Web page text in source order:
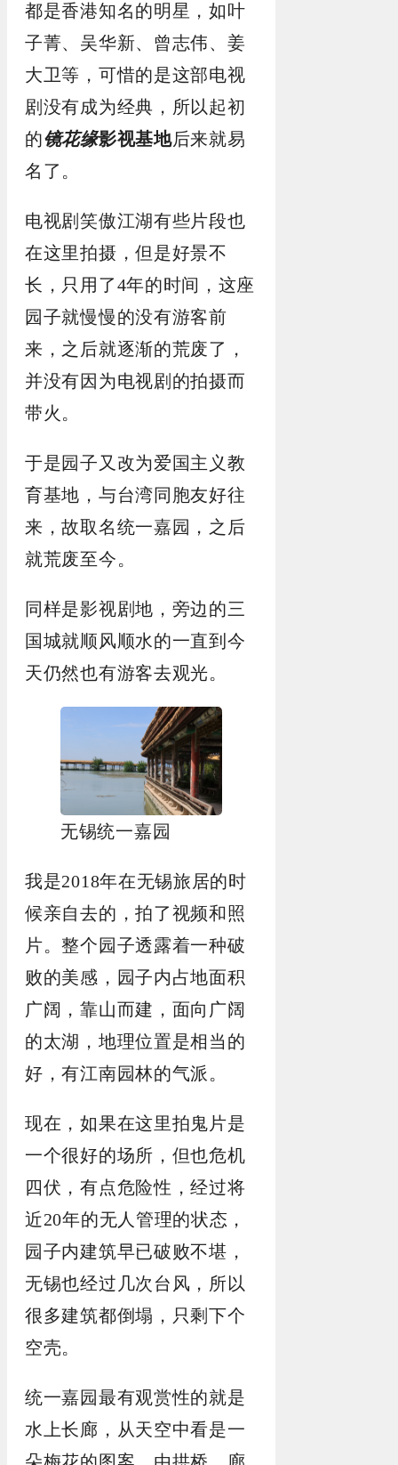
都是香港知名的明星，如叶
子菁、吴华新、曾志伟、姜
大卫等，可惜的是这部电视
剧没有成为经典，所以起初
的镜花缘影视基地后来就易
名了。
电视剧笑傲江湖有些片段也
在这里拍摄，但是好景不
长，只用了4年的时间，这座
园子就慢慢的没有游客前
来，之后就逐渐的荒废了，
并没有因为电视剧的拍摄而
带火。
于是园子又改为爱国主义教
育基地，与台湾同胞友好往
来，故取名统一嘉园，之后
就荒废至今。
同样是影视剧地，旁边的三
国城就顺风顺水的一直到今
天仍然也有游客去观光。
无锡统一嘉园
我是2018年在无锡旅居的时
候亲自去的，拍了视频和照
片。整个园子透露着一种破
败的美感，园子内占地面积
广阔，靠山而建，面向广阔
的太湖，地理位置是相当的
好，有江南园林的气派。
现在，如果在这里拍鬼片是
一个很好的场所，但也危机
四伏，有点危险性，经过将
近20年的无人管理的状态，
园子内建筑早已破败不堪，
无锡也经过几次台风，所以
很多建筑都倒塌，只剩下个
空壳。
统一嘉园最有观赏性的就是
水上长廊，从天空中看是一